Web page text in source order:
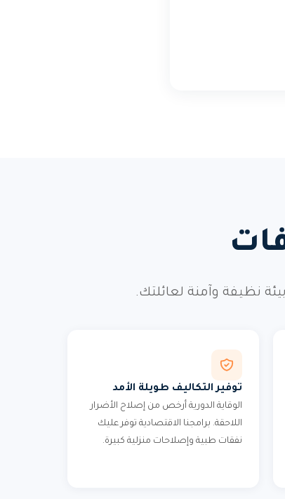
نظيفة وآمنة لعائلتك.
توفير التكاليف طويلة الأمد
الوقاية الدورية أرخص من إصلاح الأضرار
اللاحقة. برامجنا الاقتصادية توفر عليك
نفقات طبية وإصلاحات منزلية كبيرة.